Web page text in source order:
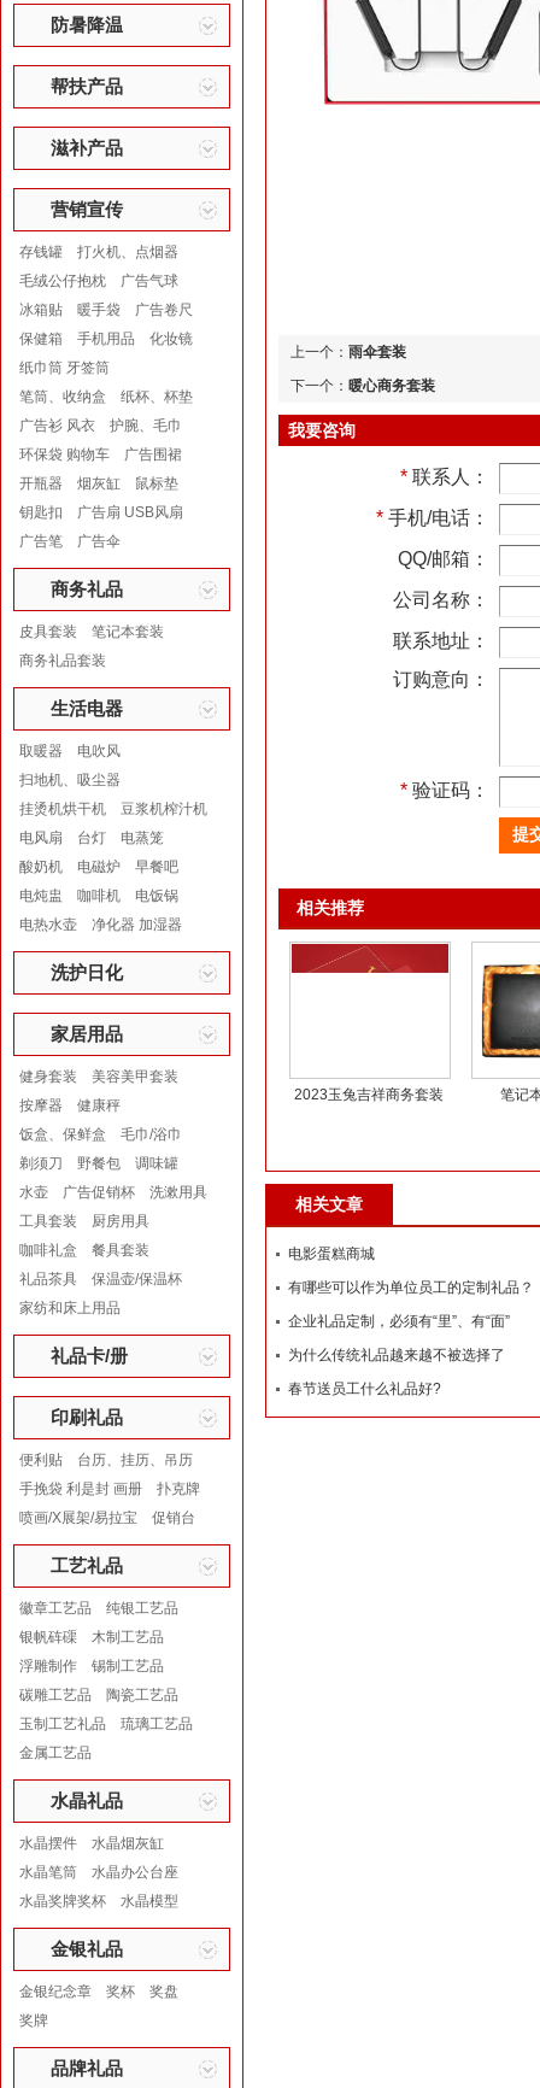
防暑降温
帮扶产品
滋补产品
营销宣传
存钱罐
打火机、点烟器
毛绒公仔抱枕
广告气球
冰箱贴
暖手袋
广告卷尺
保健箱
手机用品
化妆镜
纸巾筒 牙签筒
笔筒、收纳盒
纸杯、杯垫
广告衫 风衣
护腕、毛巾
环保袋 购物车
广告围裙
开瓶器
烟灰缸
鼠标垫
钥匙扣
广告扇 USB风扇
广告笔
广告伞
商务礼品
皮具套装
笔记本套装
商务礼品套装
生活电器
取暖器
电吹风
扫地机、吸尘器
挂烫机烘干机
豆浆机榨汁机
电风扇
台灯
电蒸笼
酸奶机
电磁炉
早餐吧
电炖盅
咖啡机
电饭锅
电热水壶
净化器 加湿器
洗护日化
家居用品
健身套装
美容美甲套装
按摩器
健康秤
饭盒、保鲜盒
毛巾/浴巾
剃须刀
野餐包
调味罐
水壶
广告促销杯
洗漱用具
工具套装
厨房用具
咖啡礼盒
餐具套装
礼品茶具
保温壶/保温杯
家纺和床上用品
礼品卡/册
印刷礼品
便利贴
台历、挂历、吊历
手挽袋 利是封 画册
扑克牌
喷画/X展架/易拉宝
促销台
工艺礼品
徽章工艺品
纯银工艺品
银帆砗磲
木制工艺品
浮雕制作
锡制工艺品
碳雕工艺品
陶瓷工艺品
玉制工艺礼品
琉璃工艺品
金属工艺品
水晶礼品
水晶摆件
水晶烟灰缸
水晶笔筒
水晶办公台座
水晶奖牌奖杯
水晶模型
金银礼品
金银纪念章 奖杯
奖盘
奖牌
品牌礼品
上一个： 雨伞套装
下一个： 暖心商务套装
我要咨询
* 联系人：
* 手机/电话：
QQ/邮箱：
公司名称：
联系地址：
订购意向：
* 验证码：
相关推荐
2023玉兔吉祥商务套装 笔记
相关文章
电影蛋糕商城
有哪些可以作为单位员工的定制礼品？
企业礼品定制，必须有“里”、有“面”
为什么传统礼品越来越不被选择了
春节送员工什么礼品好?